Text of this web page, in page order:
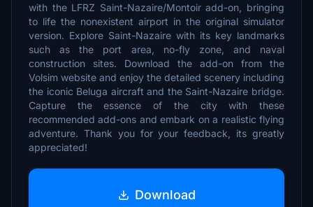
with the LFRZ Saint-Nazaire/Montoir add-on, bringing
to life the nonexistent airport in the original simulator
version. Explore Saint-Nazaire with its key landmarks
such as the port area, no-fly zone, and naval
construction sites. Download the add-on from the
Volsim website and enjoy the detailed scenery including
the iconic Beluga aircraft and the Saint-Nazaire bridge.
Capture the essence of the city with these
recommended add-ons and embark on a realistic flying
adventure. Thank you for your feedback, its greatly
appreciated!
Download